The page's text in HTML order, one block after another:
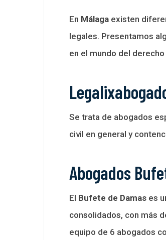
En Málaga existen
legales. Presentamos
en el mundo del derecho
Se trata de abogados
civil en general y
Abogados
El Bufete de Damas es
consolidados, con más
equipo de 6 abogados